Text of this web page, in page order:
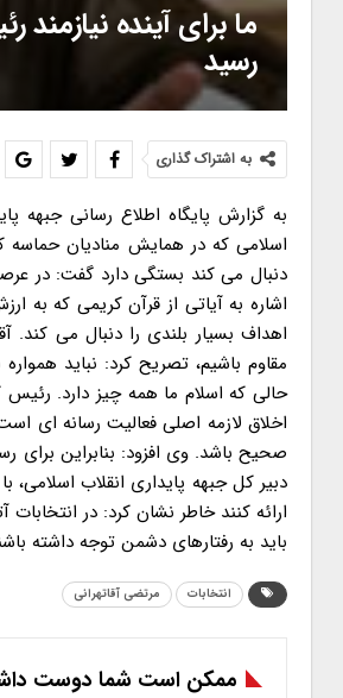
ما برای آینده
رسید
به اشتراک گذاری
به گزارش پایگاه اطلاع رسانی جبهه
اسلامی که در همایش منادیان حماسه
دنبال می کند بستگی دارد گفت: در
اشاره به آیاتی از قرآن کریمی که به
اهداف بسیار بلندی را دنبال می کند.
مقاوم باشیم، تصریح کرد: نباید
حالی که اسلام ما همه چیز دارد.
اخلاق لازمه اصلی فعالیت رسانه ای
صحیح باشد. وی افزود: بنابراین برای
دبیر کل جبهه پایداری انقلاب اسلامی،
ارائه کنند خاطر نشان کرد: در
باید به رفتارهای دشمن توجه داشته
انتخابات مرتضی آقاتهرانی
ممکن است شما دوست